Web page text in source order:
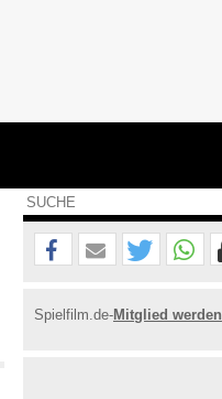
Spielfilm.de-Mitglied werden